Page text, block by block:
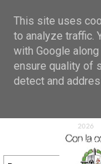
30/
DE
2026
16/
DE
2026
26/
This site uses
to analyze traffic.
with Google
ensure quality of
detect and